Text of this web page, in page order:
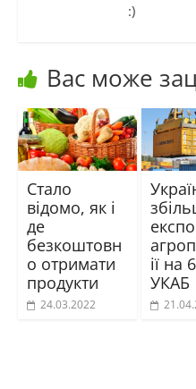
:)
Вас може
Стало
відомо, як і
де
безкоштовн
о отримати
продукти
24.03.2022
ії на
УКАБ